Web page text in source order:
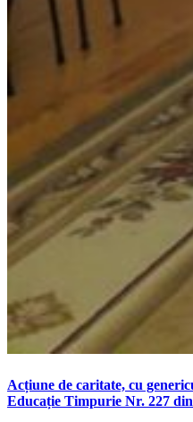
Acțiune de caritate, cu
Educație Timpurie Nr. 227